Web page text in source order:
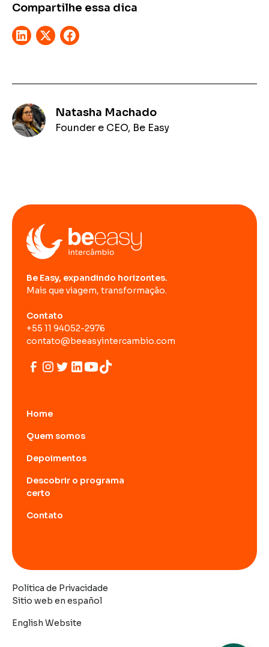
Compartilhe essa dica
Natasha Machado
Founder e CEO, Be Easy
Be Easy, expandindo horizontes.
Mais que viagem, transformação.
Contato
+55 11 94052-2976
contato@beeasyintercambio.com
Home
Quem somos
Depoimentos
Descobrir o programa
certo
Contato
Sitio web en español
English Website
Política de Privacidade